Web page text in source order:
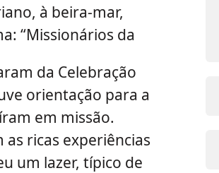
à beira-mar,
“Missionários da
da Celebração
orientação para a
em missão.
ricas experiências
um lazer, típico de